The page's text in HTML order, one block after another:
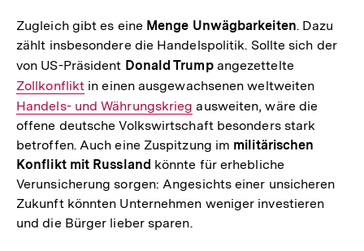
Zugleich gibt es eine Menge Unwägbarkeiten. Dazu
zählt insbesondere die Handelspolitik. Sollte sich der
von US-Präsident Donald Trumpangezettelte
Link:
Zollkonflikt in einen ausgewachsenen weltweiten
Link:
Handels- und Währungskrieg ausweiten, wäre die
offene deutsche Volkswirtschaft besonders stark
betroffen. Auch eine Zuspitzung im militärischen
Konflikt mit Russland könnte für erhebliche
Verunsicherung sorgen: Angesichts einer unsicheren
Zukunft könnten Unternehmen weniger investieren
und die Bürger lieber sparen.